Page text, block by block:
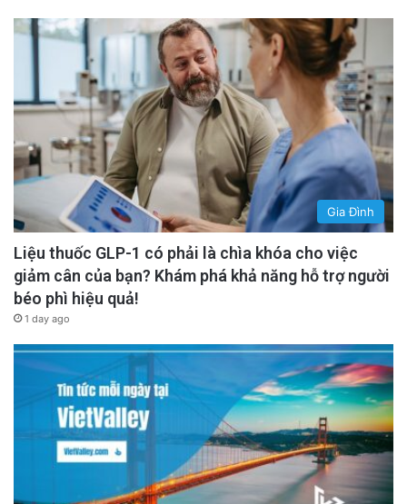
Gia Đình
Liệu thuốc GLP-1 có phải là chìa khóa cho việc
giảm cân của bạn? Khám phá khả năng hỗ trợ người
béo phì hiệu quả!
1 day ago